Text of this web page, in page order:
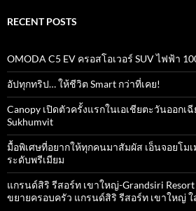
RECENT POSTS
OMODA C5 EV ครอสโอเวอร์ SUV ไฟฟ้า
อัปทุกทริป… ให้ชีวิต Smart กว่าที่เคย!
Canopy เปิดตัวครั้งแรกในเอเชียตะวันออกเฉี
Sukhumvit
มื้อพิเศษที่อยากให้ทุกคนมาสัมผัส เอ็นจอยโม
ระดับพรีเมียม
แกรนด์สิริ​ รีสอร์ท​ เขาใหญ่​-Grandsiri​
ขยายครอบครัว แกรนด์สิริ รีสอร์ท เขาใหญ่